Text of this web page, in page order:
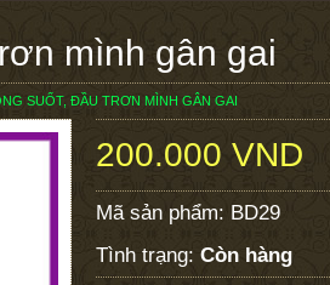
mình gân gai
SUỐT, ĐẦU TRƠN MÌNH GÂN GAI
200.000 VND
Mã sản phẩm: BD29
Tình trạng: Còn hàng